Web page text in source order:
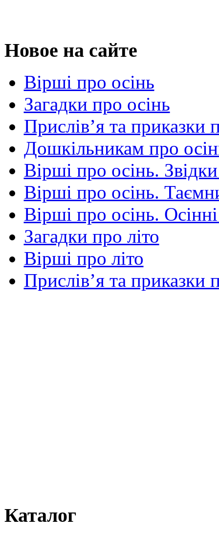
Новое на сайте
Вірші про осінь
Загадки про осінь
Прислів’я та приказки
Дошкільникам про
Вірші про осінь.
Вірші про осінь.
Вірші про осінь.
Загадки про літо
Вірші про літо
Прислів’я та приказки
Каталог